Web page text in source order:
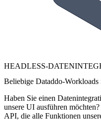
HEADLESS-
Beliebige Dataddo-
Haben Sie einen
unsere UI ausführen
API, die alle Funktionen